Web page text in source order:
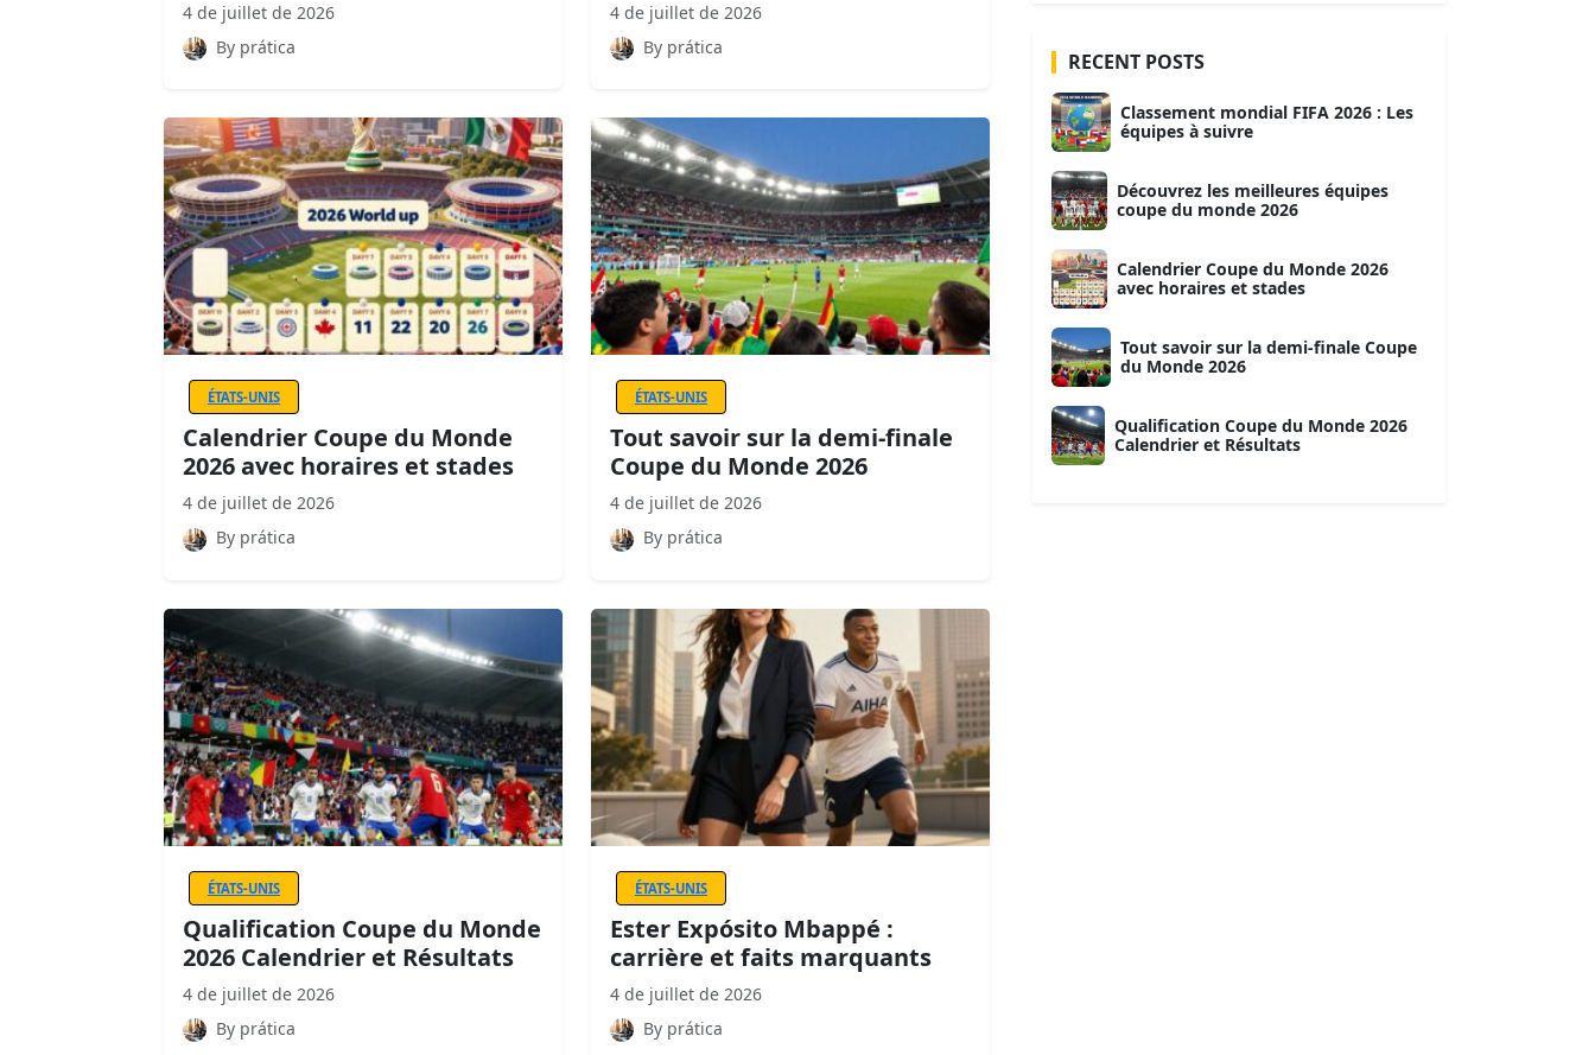
4 de juillet de 2026
By prática
4 de juillet de 2026
By prática
ÉTATS-UNIS
Calendrier Coupe du Monde
2026 avec horaires et stades
4 de juillet de 2026
By prática
ÉTATS-UNIS
Tout savoir sur la demi-finale
Coupe du Monde 2026
4 de juillet de 2026
By prática
ÉTATS-UNIS
Qualification Coupe du Monde
2026 Calendrier et Résultats
4 de juillet de 2026
By prática
ÉTATS-UNIS
Ester Expósito Mbappé :
carrière et faits marquants
4 de juillet de 2026
By prática
RECENT POSTS
Classement mondial FIFA 2026 : Les
équipes à suivre
Découvrez les meilleures équipes
coupe du monde 2026
Calendrier Coupe du Monde 2026
avec horaires et stades
Tout savoir sur la demi-finale Coupe
du Monde 2026
Qualification Coupe du Monde 2026
Calendrier et Résultats